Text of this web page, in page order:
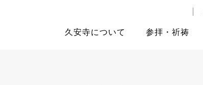
久安寺について 参拝 ・ 祈祷